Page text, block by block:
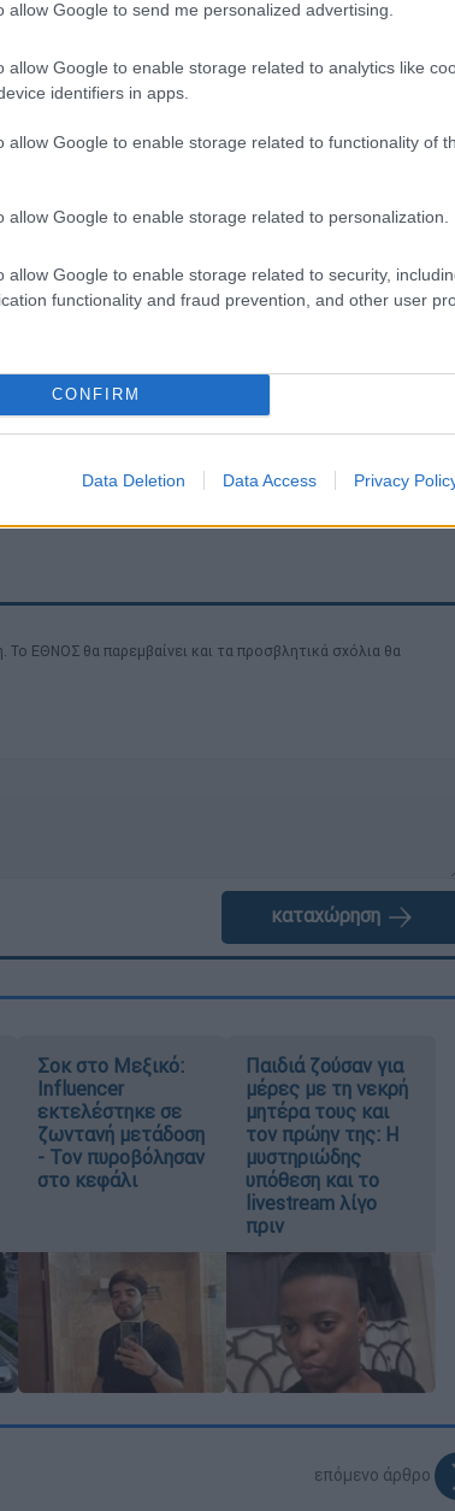
allow Google to send me personalized advertising.
allow Google to enable storage related to analytics like
identifiers in apps.
allow Google to enable storage related to functionality of
allow Google to enable storage related to personalization.
allow Google to enable storage related to security,
functionality and fraud prevention, and other user
CONFIRM
Data Deletion Data Access Privacy
ΕΘΝΟΣ θα παρεμβαίνει και τα προσβλητικά σχόλια θα
καταχώρηση
Σοκ στο Μεξικό:
Influencer
εκτελέστηκε σε
ζωντανή μετάδοση
- Τον πυροβόλησαν
στο κεφάλι
Παιδιά ζούσαν για
μέρες με τη νεκρή
μητέρα τους και
τον πρώην της: Η
μυστηριώδης
υπόθεση και το
livestream λίγο
πριν
επόμενο άρθρο